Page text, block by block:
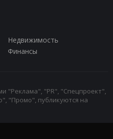
Недвижимость
Финансы
"Реклама", "PR", "Спецпроект",
"Промо", публикуются на